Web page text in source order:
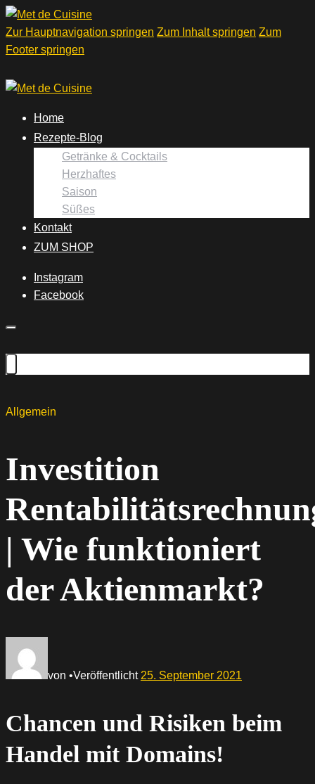
Zur Hauptnavigation springen Zum Inhalt springen Zum
Footer springen
Home
Rezepte-Blog
Getränke & Cocktails
Herzhaftes
Saison
Süßes
Kontakt
ZUM SHOP
Instagram
Facebook
Allgemein
Investition
| Wie funktioniert
der Aktienmarkt?
von •Veröffentlicht 25. September 2021
Chancen und Risiken beim
Handel mit Domains!